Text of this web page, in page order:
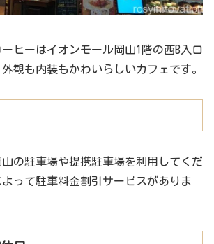
ヒーはイオンモール岡山1階の西B入口
観も内装もかわいらしいカフェです。
の駐車場や提携駐車場を利用してくだ
って駐車料金割引サービスがありま